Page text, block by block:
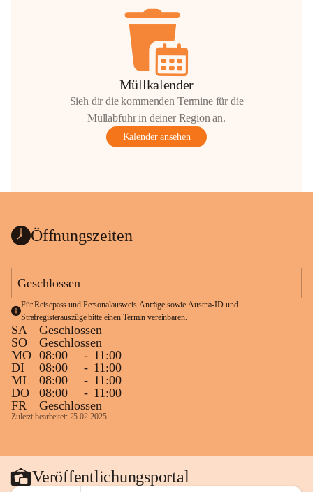
Müllkalender
Sieh dir die kommenden Termine für die
Müllabfuhr in deiner Region an.
Kalender ansehen
Öffnungszeiten
Geschlossen
Für Reisepass und Personalausweis Anträge sowie Austria-ID und
Strafregisterauszüge bitte einen Termin vereinbaren.
SA
Geschlossen
SO
Geschlossen
MO 08:00 - 11:00
DI
08:00 - 11:00
MI
08:00 - 11:00
DO
08:00 - 11:00
FR
Geschlossen
Zuletzt bearbeitet: 25.02.2025
Veröffentlichungsportal